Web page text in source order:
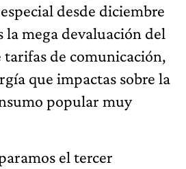
desde diciembre
la mega devaluación del
tarifas de comunicación,
que impactas sobre la
popular muy
el tercer